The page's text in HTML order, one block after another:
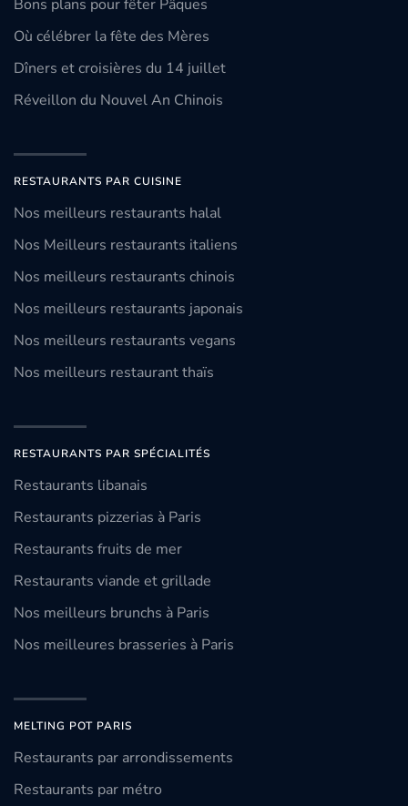
Bons plans pour fêter Pâques
Où célébrer la fête des Mères
Dîners et croisières du 14 juillet
Réveillon du Nouvel An Chinois
RESTAURANTS PAR CUISINE
Nos meilleurs restaurants halal
Nos Meilleurs restaurants italiens
Nos meilleurs restaurants chinois
Nos meilleurs restaurants japonais
Nos meilleurs restaurants vegans
Nos meilleurs restaurant thaïs
RESTAURANTS PAR SPÉCIALITÉS
Restaurants libanais
Restaurants pizzerias à Paris
Restaurants fruits de mer
Restaurants viande et grillade
Nos meilleurs brunchs à Paris
Nos meilleures brasseries à Paris
MELTING POT PARIS
Restaurants par arrondissements
Restaurants par métro